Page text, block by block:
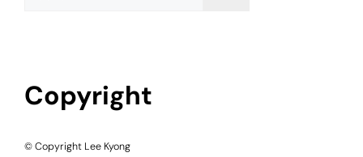
Copyright
© Copyright Lee Kyong